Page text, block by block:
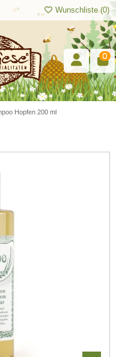
Wunschliste (0)
0
Hopfen 200 ml